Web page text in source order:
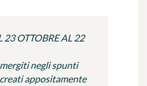
23 OTTOBRE AL 22
negli spunti
appositamente